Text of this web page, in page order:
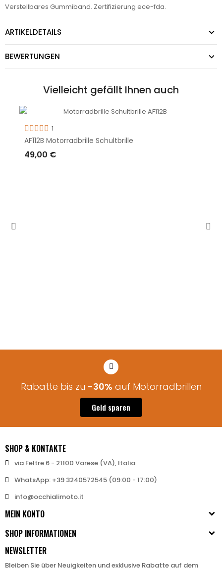
Verstellbares Gummiband. Zertifizierung ece-fda.
ARTIKELDETAILS
BEWERTUNGEN
Vielleicht gefällt Ihnen auch
1
AF112B Motorradbrille Schultbrille
49,00 €
Rabatte bis zu -30% auf Motorradbrillen
Geld sparen
SHOP & KONTAKTE
via Feltre 6 - 21100 Varese (VA), Italia
WhatsApp: +39 3240572545 (09:00 - 17:00)
info@occhialimoto.it
MEIN KONTO
SHOP INFORMATIONEN
NEWSLETTER
Bleiben Sie über Neuigkeiten und exklusive Rabatte auf dem